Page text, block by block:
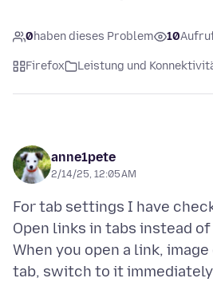
0haben dieses Problem 10
Firefox Leistung und
anne1pete
2/14/25, 12:05 AM
For tab settings I have
Open links in tabs instead
When you open a link,